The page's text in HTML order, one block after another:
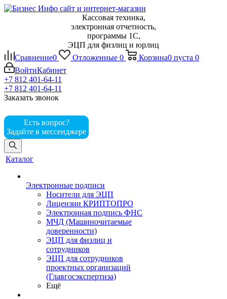
Кассовая техника,
электронная отчетность,
программы 1С,
ЭЦП для физлиц и юрлиц
Сравнение0 Отложенные 0 Корзина0 пуста 0
ВойтиКабинет
+7 812 401-64-11
+7 812 401-64-11
Заказать звонок
Есть вопрос?
Задайте в мессенджере
Каталог
Электронные подписи
Носители для ЭЦП
Лицензии КРИПТОПРО
Электронная подпись ФНС
МЧД (Машиночитаемые
доверенности)
ЭЦП для физлиц и
сотрудников
ЭЦП для сотрудников
проектных организаций
(Главгосэкспертиза)
Ещё